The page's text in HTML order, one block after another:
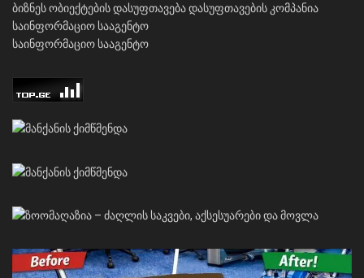
ბიზნეს ობიექტების დასუფთავებადასუფთავების კომპანია
საინფორმაციო სააგენტო
საინფორმაციო სააგენტო